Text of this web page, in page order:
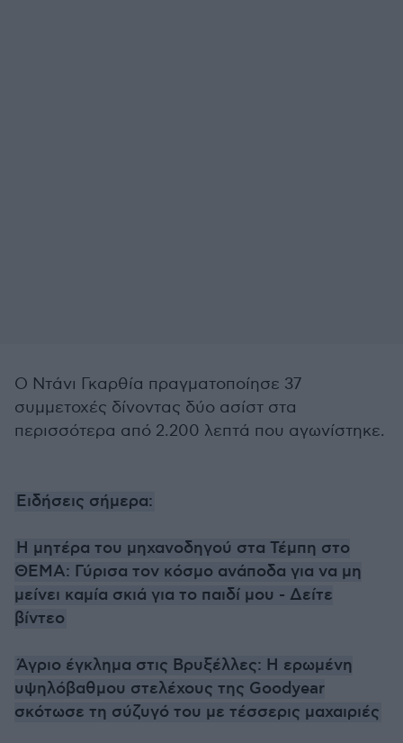
Ο Ντάνι Γκαρθία πραγματοποίησε 37
συμμετοχές δίνοντας δύο ασίστ στα
περισσότερα από 2.200 λεπτά που αγωνίστηκε.
Ειδήσεις σήμερα:
Η μητέρα του μηχανοδηγού στα Τέμπη στο
ΘΕΜΑ: Γύρισα τον κόσμο ανάποδα για να μη
μείνει καμία σκιά για το παιδί μου - Δείτε
βίντεο
Άγριο έγκλημα στις Βρυξέλλες: Η ερωμένη
υψηλόβαθμου στελέχους της Goodyear
σκότωσε τη σύζυγό του με τέσσερις μαχαιριές